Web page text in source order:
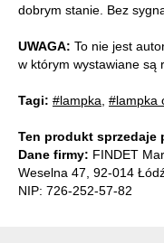
dobrym stanie. Bez
UWAGA: To nie jest
w którym wystawiane są
Tagi: #lampka #lampka
Ten produkt sprzedaje
Dane firmy: FINDET
Weselna 47, 92-014
NIP: 726-252-57-82